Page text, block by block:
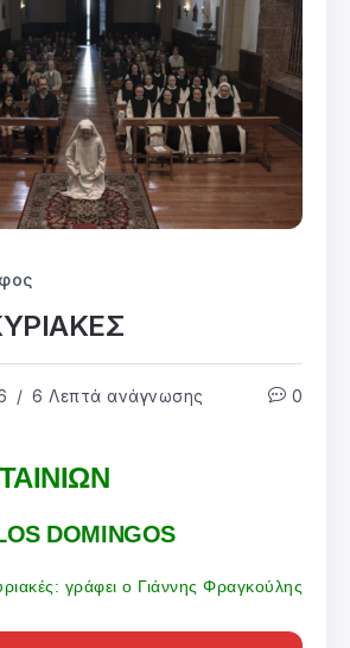
6 Λεπτά ανάγνωσης 0
DOMINGOS
γράφει ο Γιάννης Φραγκούλης